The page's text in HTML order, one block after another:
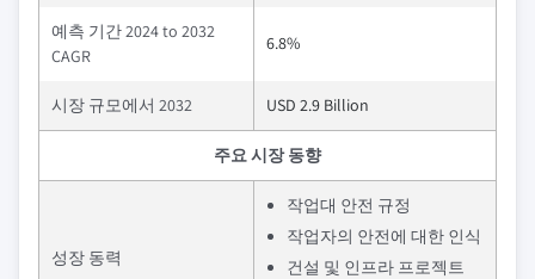
예측 기간 2024 to 2032
CAGR
6.8%
시장 규모에서 2032 USD 2.9 Billion
주요 시장 동향
성장 동력
작업대 안전 규정
작업자의 안전에 대한 인식
건설 및 인프라 프로젝트